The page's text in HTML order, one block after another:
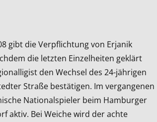
gibt die Verpflichtung von Erjanik
die letzten Einzelheiten geklärt
den Wechsel des 24-jährigen
Straße bestätigen. Im vergangenen
Nationalspieler beim Hamburger
aktiv. Bei Weiche wird der achte